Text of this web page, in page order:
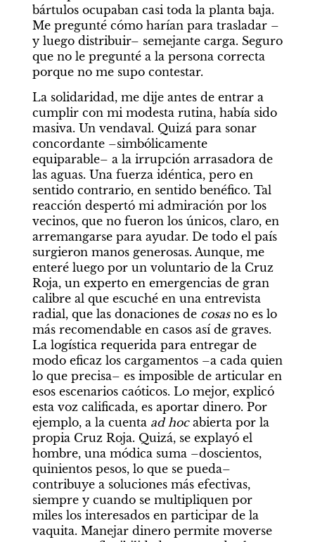
bártulos ocupaban casi toda la planta baja.
Me pregunté cómo harían para trasladar –
y luego distribuir– semejante carga. Seguro
que no le pregunté a la persona correcta
porque no me supo contestar.
La solidaridad, me dije antes de entrar a
cumplir con mi modesta rutina, había sido
masiva. Un vendaval. Quizá para sonar
concordante –simbólicamente
equiparable– a la irrupción arrasadora de
las aguas. Una fuerza idéntica, pero en
sentido contrario, en sentido benéfico. Tal
reacción despertó mi admiración por los
vecinos, que no fueron los únicos, claro, en
arremangarse para ayudar. De todo el país
surgieron manos generosas. Aunque, me
enteré luego por un voluntario de la Cruz
Roja, un experto en emergencias de gran
calibre al que escuché en una entrevista
radial, que las donaciones de cosas no es lo
más recomendable en casos así de graves.
La logística requerida para entregar de
modo eficaz los cargamentos –a cada quien
lo que precisa– es imposible de articular en
esos escenarios caóticos. Lo mejor, explicó
esta voz calificada, es aportar dinero. Por
ejemplo, a la cuenta ad hoc abierta por la
propia Cruz Roja. Quizá, se explayó el
hombre, una módica suma –doscientos,
quinientos pesos, lo que se pueda–
contribuye a soluciones más efectivas,
siempre y cuando se multipliquen por
miles los interesados en participar de la
vaquita. Manejar dinero permite moverse